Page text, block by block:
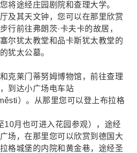
将途经庄园剧院和查理大学。
及其天文钟，您可以在那里欣赏
行前往弗朗茨·卡夫卡的故居，
尔犹太教堂和品卡斯犹太教堂的
犹太公墓。
克莱门蒂努姆博物馆，前往查理
到达小广场电车站
）。从那里您可以登上布拉格
10月也可进入花园参观），途经
场，在那里您可以欣赏到德国大
格城堡的内院和黄金巷，途经圣